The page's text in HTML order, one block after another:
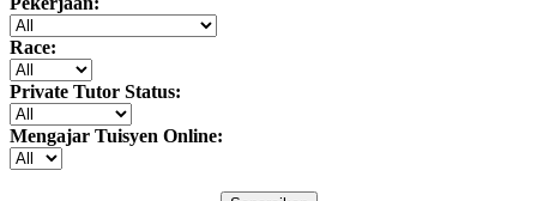
Race:
Private Tutor Status:
Mengajar Tuisyen Online: